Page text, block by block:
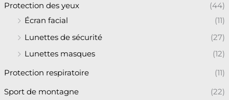
Protection des yeux
(44)
Écran facial
(11)
Lunettes de sécurité
(27)
Lunettes masques
(12)
Protection respiratoire (11)
Sport de montagne (22)